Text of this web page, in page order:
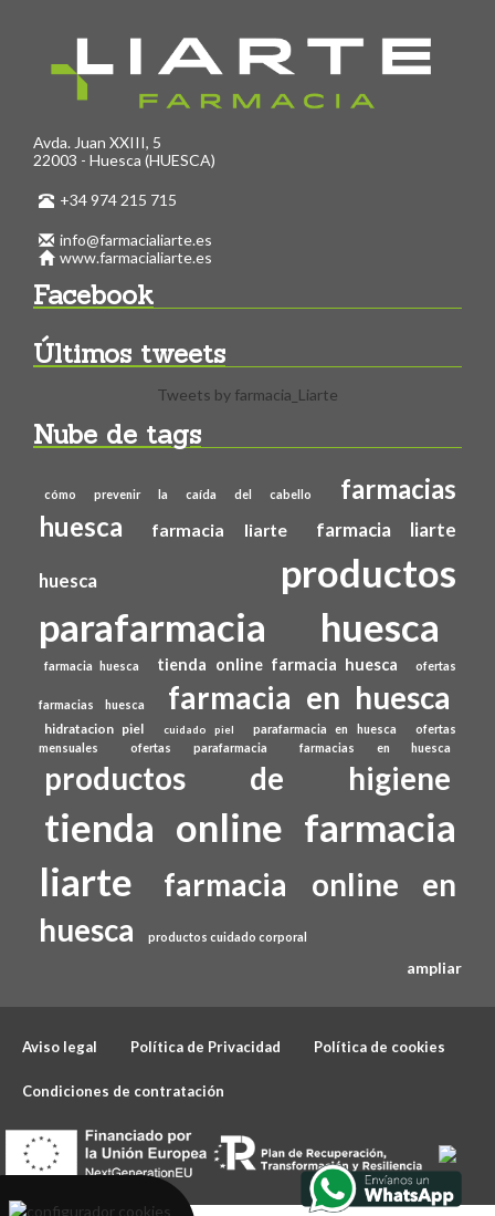
Avda. Juan XXIII, 5
22003 - Huesca (HUESCA)
+34 974 215 715
info@farmacialiarte.es
www.farmacialiarte.es
Facebook
Últimos tweets
Tweets by farmacia_Liarte
Nube de tags
cómo prevenir la caída del cabello
farmacias
huesca
farmacia liarte farmacia liarte
huesca
productos
parafarmacia huesca
farmacia huesca tienda online farmacia huesca ofertas
farmacias huesca farmacia en huesca
hidratacion piel cuidado piel parafarmacia en huesca
ofertas
mensuales
ofertas parafarmacia farmacias en huesca
productos de higiene
tienda online farmacia
liarte
farmacia online en
huesca
productos cuidado corporal
ampliar
Aviso legal Política de Privacidad Política de cookies
Condiciones de contratación